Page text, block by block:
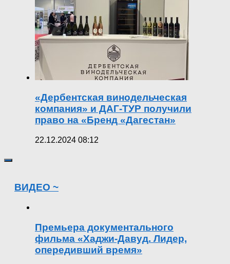
«Дербентская винодельческая
компания» и ДАГ-ТУР получили
право на «Бренд «Дагестан»
22.12.2024 08:12
ВИДЕО ~
Премьера документального
фильма «Хаджи-Давуд. Лидер,
опередивший время»